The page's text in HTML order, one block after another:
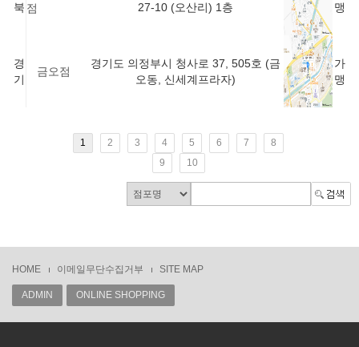
북 점
27-10 (오산리) 1층
맹
경
기
금오점
경기도 의정부시 청사로 37, 505호 (금
오동, 신세계프라자)
가
맹
1 2 3 4 5 6 7
8
9
10
HOME 이메일무단수집거부 SITE MAP
ADMIN ONLINE SHOPPING